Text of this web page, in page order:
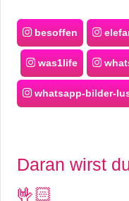
besoffen
was1life
whatsapp-bilder-
Daran wirst
🤟🏻